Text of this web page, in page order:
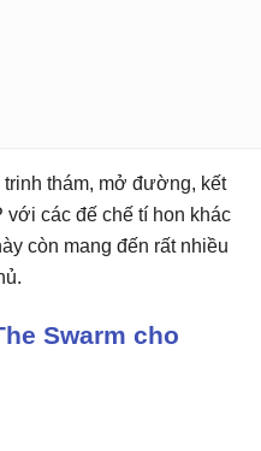
thám, mở đường, kết
các đế chế tí hon khác
còn mang đến rất nhiều
Swarm cho